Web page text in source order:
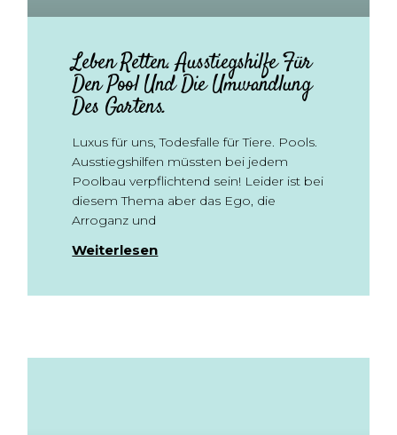
Leben Retten. Ausstiegshilfe Für
Den Pool Und Die Umwandlung
Des Gartens.
Luxus für uns, Todesfalle für Tiere. Pools.
Ausstiegshilfen müssten bei jedem
Poolbau verpflichtend sein! Leider ist bei
diesem Thema aber das Ego, die
Arroganz und
Weiterlesen